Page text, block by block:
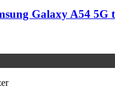
Galaxy A54 5G